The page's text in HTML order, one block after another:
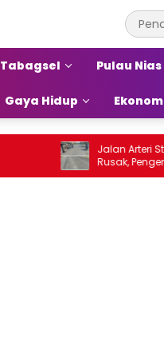
Tabagsel Pulau Nias
Gaya Hidup
Jalan Arteri
Rusak, Pengendara